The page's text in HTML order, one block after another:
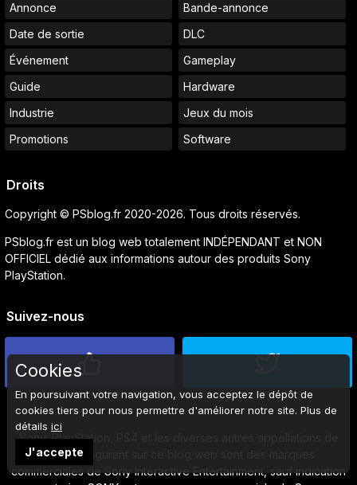
Annonce
Bande-annonce
Date de sortie
DLC
Événement
Gameplay
Guide
Hardware
Industrie
Jeux du mois
Promotions
Software
Droits
Copyright © PSblog.fr 2020-2026. Tous droits réservés.
PSblog.fr est un blog web totalement INDÉPENDANT et NON
OFFICIEL dédié aux informations autour des produits Sony
PlayStation.
Suivez-nous
Sony, PlayStation, PS4 et les diverses autres appellations de
produits figurant sur ce blog web sont des marques
commerciales de Sony Interactive Entertainment, sauf indication
Cookies
En poursuivant votre navigation, vous acceptez le dépôt de
cookies tiers pour nous permettre d'améliorer notre site. Plus de
détails ici
J'accepte